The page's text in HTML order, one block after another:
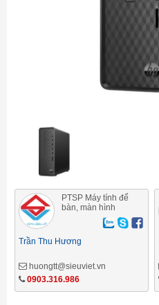
PTSP Máy tính để
bàn, màn hình
Trần Thu Hương
huongtt@sieuviet.vn
0903.316.986